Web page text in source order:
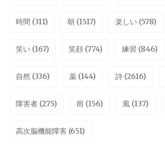
時間 (311) 朝 (1517) 楽しい (578)
笑い (167) 笑顔 (774) 練習 (846)
自然 (336) 薬 (144) 詩 (2616)
障害者 (275) 雨 (156) 風 (137)
高次脳機能障害 (651)